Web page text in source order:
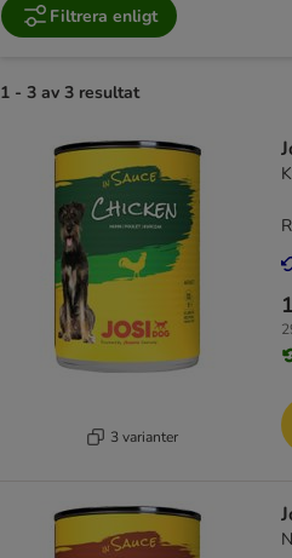
Filtrera enligt
1 - 3 av 3 resultat
3 varianter